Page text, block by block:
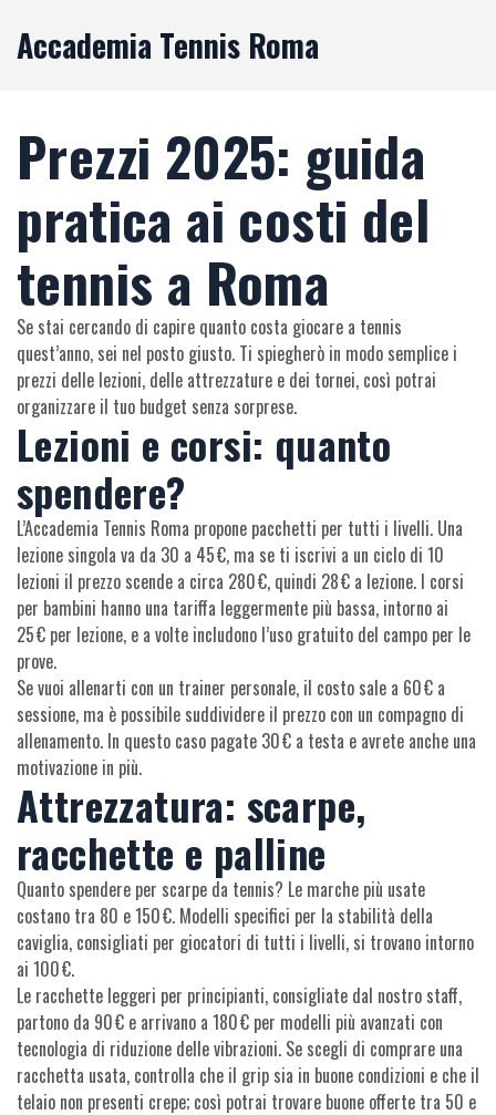
Accademia Tennis Roma
Prezzi 2025: guida
pratica ai costi del
tennis a Roma
Se stai cercando di capire quanto costa giocare a tennis
quest’anno, sei nel posto giusto. Ti spiegherò in modo semplice i
prezzi delle lezioni, delle attrezzature e dei tornei, così potrai
organizzare il tuo budget senza sorprese.
Lezioni e corsi: quanto
spendere?
L’Accademia Tennis Roma propone pacchetti per tutti i livelli. Una
lezione singola va da 30 a 45 €, ma se ti iscrivi a un ciclo di 10
lezioni il prezzo scende a circa 280 €, quindi 28 € a lezione. I corsi
per bambini hanno una tariffa leggermente più bassa, intorno ai
25 € per lezione, e a volte includono l’uso gratuito del campo per le
prove.
Se vuoi allenarti con un trainer personale, il costo sale a 60 € a
sessione, ma è possibile suddividere il prezzo con un compagno di
allenamento. In questo caso pagate 30 € a testa e avrete anche una
motivazione in più.
Attrezzatura: scarpe,
racchette e palline
Quanto spendere per scarpe da tennis? Le marche più usate
costano tra 80 e 150 €. Modelli specifici per la stabilità della
caviglia, consigliati per giocatori di tutti i livelli, si trovano intorno
ai 100 €.
Le racchette leggeri per principianti, consigliate dal nostro staff,
partono da 90 € e arrivano a 180 € per modelli più avanzati con
tecnologia di riduzione delle vibrazioni. Se scegli di comprare una
racchetta usata, controlla che il grip sia in buone condizioni e che il
telaio non presenti crepe; così potrai trovare buone offerte tra 50 e